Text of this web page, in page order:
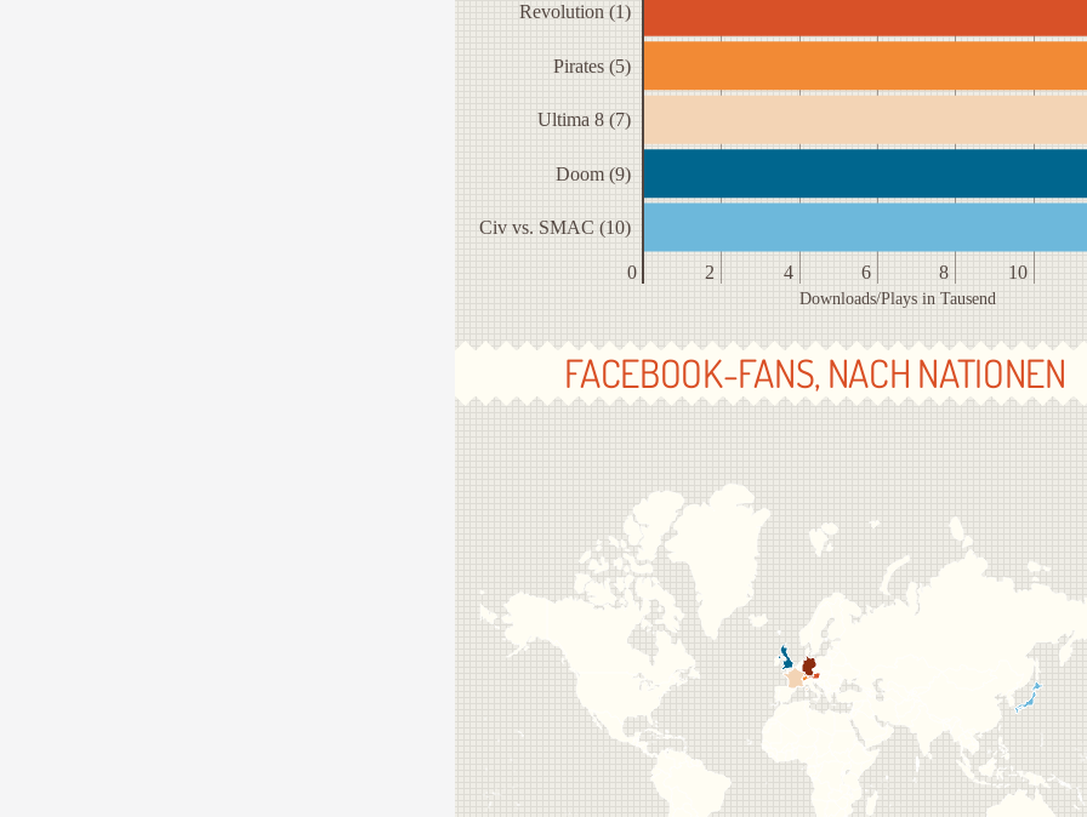
Revolution (1)
Pirates (5)
Ultima 8 (7)
Doom (9)
Civ vs. SMAC (10)
0 2 4 6 8 10
Downloads/Plays in Tausend
FACEBOOK-FANS, NACH NATIONEN